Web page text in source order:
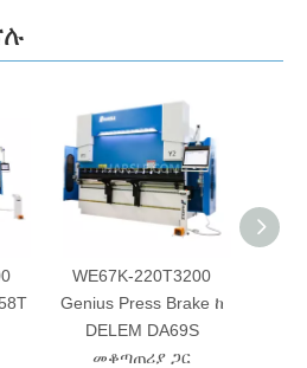
WE67K-220T3200
Genius Press Brake ከ
DELEM DA69S
መቆጣጠሪያ ጋር